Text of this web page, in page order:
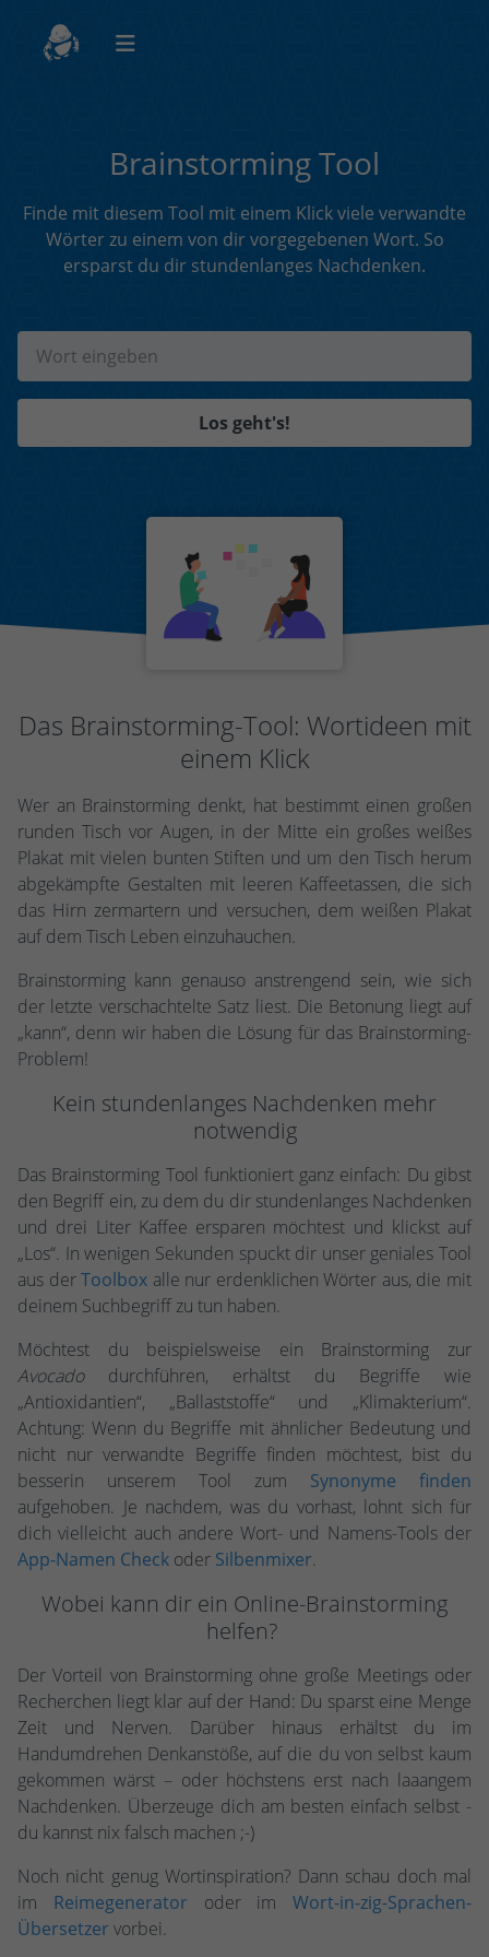
Brainstorming Tool
Finde mit diesem Tool mit einem Klick viele verwandte
Wörter zu einem von dir vorgegebenen Wort. So
ersparst du dir stundenlanges Nachdenken.
Los geht's!
Das Brainstorming-Tool: Wortideen mit
einem Klick
Wer an Brainstorming denkt, hat bestimmt einen großen
runden Tisch vor Augen, in der Mitte ein großes weißes
Plakat mit vielen bunten Stiften und um den Tisch herum
abgekämpfte Gestalten mit leeren Kaffeetassen, die sich
das Hirn zermartern und versuchen, dem weißen Plakat
auf dem Tisch Leben einzuhauchen.
Brainstorming kann genauso anstrengend sein, wie sich
der letzte verschachtelte Satz liest. Die Betonung liegt auf
„kann“, denn wir haben die Lösung für das Brainstorming-
Problem!
Kein stundenlanges Nachdenken mehr
notwendig
Das Brainstorming Tool funktioniert ganz einfach: Du gibst
den Begriff ein, zu dem du dir stundenlanges Nachdenken
und drei Liter Kaffee ersparen möchtest und klickst auf
„Los“. In wenigen Sekunden spuckt dir unser geniales Tool
aus derToolbox alle nur erdenklichen Wörter aus, die mit
deinem Suchbegriff zu tun haben.
Möchtest du beispielsweise ein Brainstorming zur
Avocado durchführen, erhältst du Begriffe wie
„Antioxidantien“, „Ballaststoffe“ und „Klimakterium“.
Achtung: Wenn du Begriffe mit ähnlicher Bedeutung und
nicht nur verwandte Begriffe finden möchtest, bist du
besserin unserem Tool zum Synonyme finden
aufgehoben. Je nachdem, was du vorhast, lohnt sich für
dich vielleicht auch andere Wort- und Namens-Tools der
App-Namen Check oder Silbenmixer.
Wobei kann dir ein Online-Brainstorming
helfen?
Der Vorteil von Brainstorming ohne große Meetings oder
Recherchen liegt klar auf der Hand: Du sparst eine Menge
Zeit und Nerven. Darüber hinaus erhältst du im
Handumdrehen Denkanstöße, auf die du von selbst kaum
gekommen wärst – oder höchstens erst nach laaangem
Nachdenken. Überzeuge dich am besten einfach selbst -
du kannst nix falsch machen ;-)
Noch nicht genug Wortinspiration? Dann schau doch mal
im Reimegenerator oder im Wort-in-zig-Sprachen-
Übersetzer vorbei.